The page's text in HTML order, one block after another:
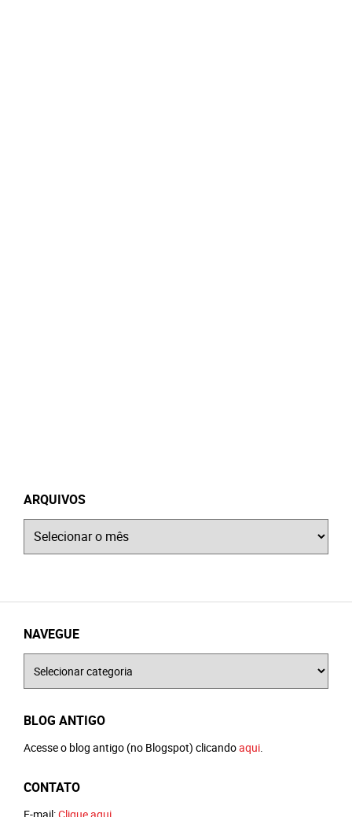
ARQUIVOS
NAVEGUE
BLOG ANTIGO
Acesse o blog antigo (no Blogspot) clicandoaqui.
CONTATO